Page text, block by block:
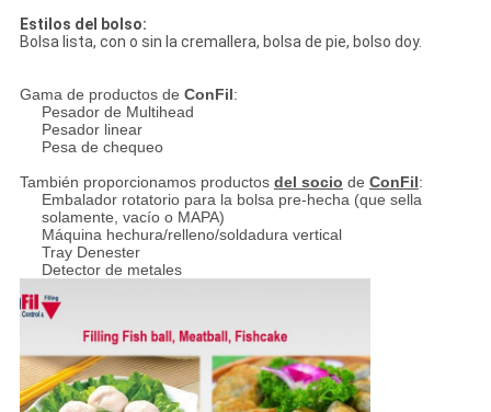
Estilos del bolso:
Bolsa lista, con o sin la cremallera, bolsa de pie, bolso doy.
Gama de productos de ConFil:
Pesador de Multihead
Pesador linear
Pesa de chequeo
También proporcionamos productos del socio de ConFil:
Embalador rotatorio para la bolsa pre-hecha (que sella
solamente, vacío o MAPA)
Máquina hechura/relleno/soldadura vertical
Tray Denester
Detector de metales